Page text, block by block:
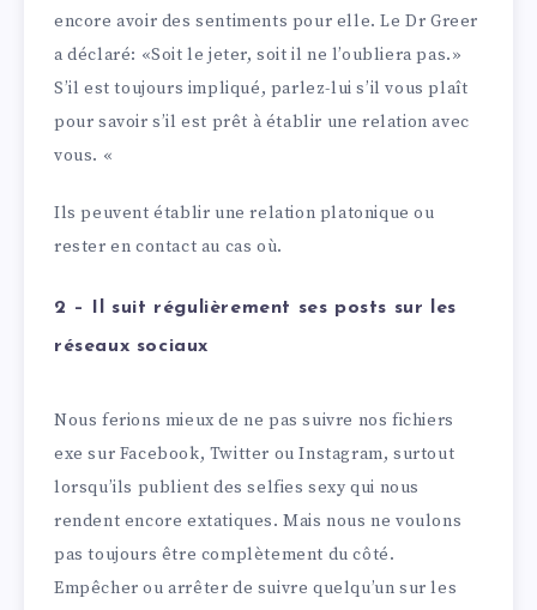
encore avoir des sentiments pour elle. Le Dr Greer
a déclaré: «Soit le jeter, soit il ne l’oubliera pas.»
S’il est toujours impliqué, parlez-lui s’il vous plaît
pour savoir s’il est prêt à établir une relation avec
vous. «
Ils peuvent établir une relation platonique ou
rester en contact au cas où.
2 – Il suit régulièrement ses posts sur les
réseaux sociaux
Nous ferions mieux de ne pas suivre nos fichiers
exe sur Facebook, Twitter ou Instagram, surtout
lorsqu’ils publient des selfies sexy qui nous
rendent encore extatiques. Mais nous ne voulons
pas toujours être complètement du côté.
Empêcher ou arrêter de suivre quelqu’un sur les